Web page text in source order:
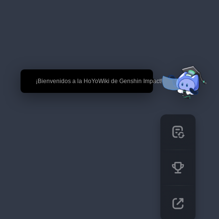
🎉 ¡Bienvenidos a la HoYoWiki de Genshin Impact!